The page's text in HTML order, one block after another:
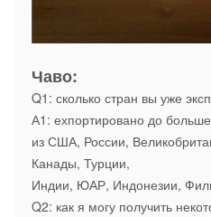
Чаво:
Q1: сколько стран вы уже
А1: ехпортировано до
из США, России,
Канады, Турции,
Индии, ЮАР, Индонезии,
Q2: как я могу получить